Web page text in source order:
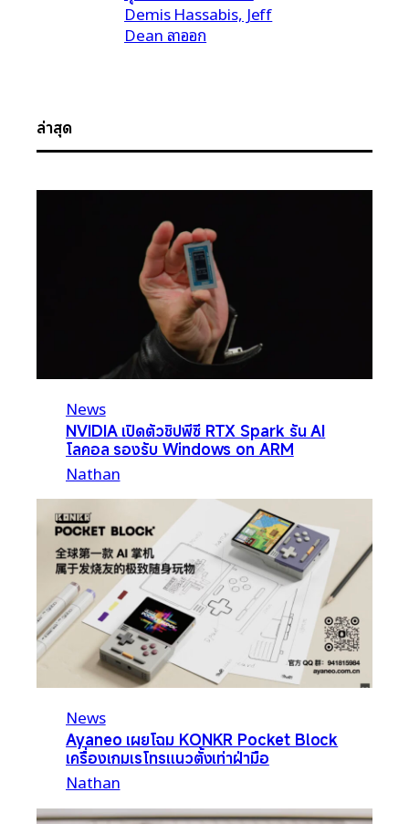
Demis Hassabis, Jeff
Dean ลาออก
ล่าสุด
News
NVIDIA เปิดตัวชิปพีซี RTX Spark รัน AI
โลคอล รองรับ Windows on ARM
Nathan
News
Ayaneo เผยโฉม KONKR Pocket Block
เครื่องเกมเรโทรแนวตั้งเท่าฝ่ามือ
Nathan